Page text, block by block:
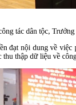
tác dân tộc,
đạt nội dung về
thập dữ liệu về